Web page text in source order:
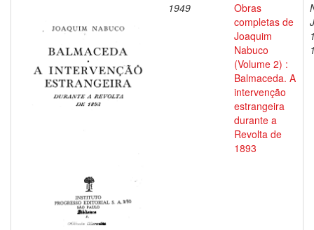
1949
Obras
completas de
Joaquim
Nabuco
(Volume 2) :
Balmaceda. A
intervenção
estrangeira
durante a
Revolta de
1893